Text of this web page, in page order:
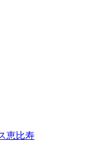
恵比寿